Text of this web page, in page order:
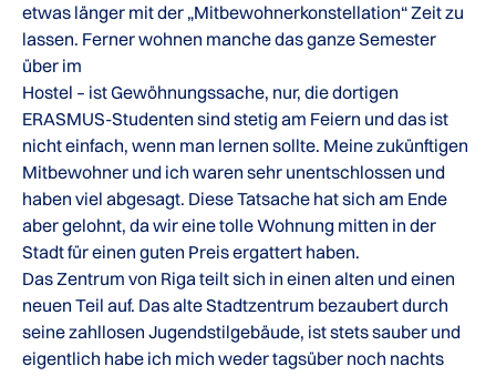
etwas länger mit der „Mitbewohnerkonstellation“ Zeit zu
lassen. Ferner wohnen manche das ganze Semester
über im
Hostel – ist Gewöhnungssache, nur, die dortigen
ERASMUS-Studenten sind stetig am Feiern und das ist
nicht einfach, wenn man lernen sollte. Meine zukünftigen
Mitbewohner und ich waren sehr unentschlossen und
haben viel abgesagt. Diese Tatsache hat sich am Ende
aber gelohnt, da wir eine tolle Wohnung mitten in der
Stadt für einen guten Preis ergattert haben.
Das Zentrum von Riga teilt sich in einen alten und einen
neuen Teil auf. Das alte Stadtzentrum bezaubert durch
seine zahllosen Jugendstilgebäude, ist stets sauber und
eigentlich habe ich mich weder tagsüber noch nachts